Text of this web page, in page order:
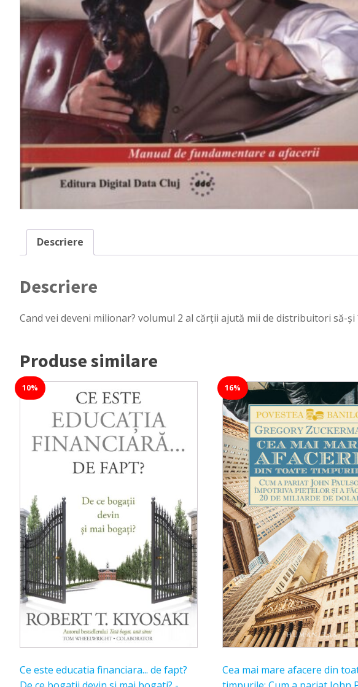
Descriere
Descriere
Cand vei deveni milionar? volumul 2 al cărții ajută mii de distribuitori să-
Produse similare
10%
Ce este educatia financiara... de fapt?
16%
Cea mai mare afacere din